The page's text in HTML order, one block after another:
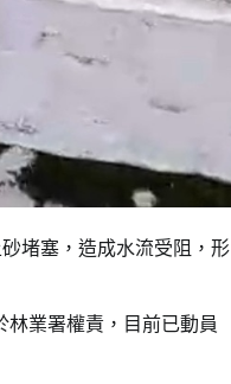
堵塞，造成水流受阻，形
業署權責，目前已動員